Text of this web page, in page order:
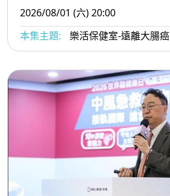
2026/08/01 (六) 20:00
本集主題:
樂活保健室-遠離大腸癌